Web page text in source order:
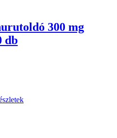
300 mg
db